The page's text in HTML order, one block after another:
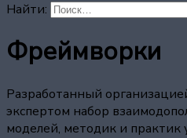
Найти:
Фреймворки
Разработанный
экспертом набор
моделей, методик и практик